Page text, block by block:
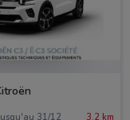
31/12 3.2 km